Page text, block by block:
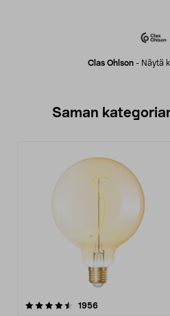
Clas Ohlson - Näytä
Saman
1956arvostelut
4.5 viidestä